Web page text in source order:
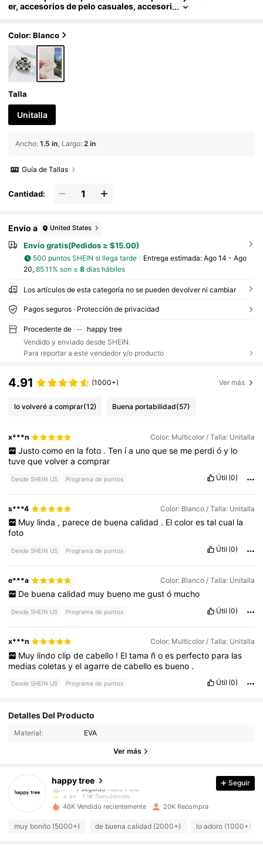
er, accesorios de pelo casuales, accesori
Color: Blanco
Talla
Unitalla
Ancho: 1.5 in Largo: 2 in
Guía de Tallas
Cantidad:
Envío a United States
Envío gratis(Pedidos ≥ $15.00)
500 puntos SHEIN si llega tarde Entrega estimada: Ago 14 - Ago
20, 85.11% son ≤ 8días hábiles
Los artículos de esta categoría no se pueden devolver ni cambiar
Pagos seguros · Protección de privacidad
Procedente de
happy tree
Vendido y enviado desde SHEIN.
Para reportar a este vendedor y/o producto
4.91 (1000+) Ver más
lo volveré a comprar(12) Buena portabilidad(57)
x***n Color: Multicolor / Talla: Unitalla
Justo como en la foto . Ten ía uno que se me perdi ó y lo
tuvequevolveracomprar
Desde SHEIN US Programa de puntos Útil (0)
s***4 Color: Blanco / Talla: Unitalla
Muy linda , parece de buena calidad . El color es tal cual la
foto
Desde SHEIN US Programa de puntos Útil (0)
e***a Color: Blanco / Talla: Unitalla
De buena calidad muy bueno me gust ó mucho
Desde SHEIN US Programa de puntos Útil (0)
x***n Color: Multicolor / Talla: Unitalla
Muy lindo clip de cabello ! El tama ñ o es perfecto para las
mediascoletasyelagarredecabelloes bueno .
Desde SHEIN US Programa de puntos Útil (0)
Detalles Del Producto
Material: EVA
Ver más
happy tree
4.91
1.1K Seguidores
4.91 1.1K Seguidores
Seguir
46K Vendido recientemente 20K Recompra
muy bonito (5000+) de buena calidad (2000+) lo adoro (1000+)